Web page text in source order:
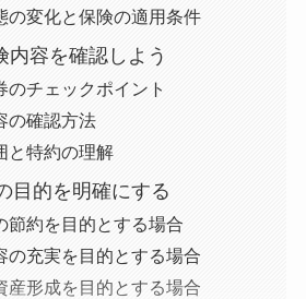
の変化と保険の適用条件
内容を確認しよう
のチェックポイント
の確認方法
と特約の理解
目的を明確にする
節約を目的とする場合
の充実を目的とする場合
産形成を目的とする場合